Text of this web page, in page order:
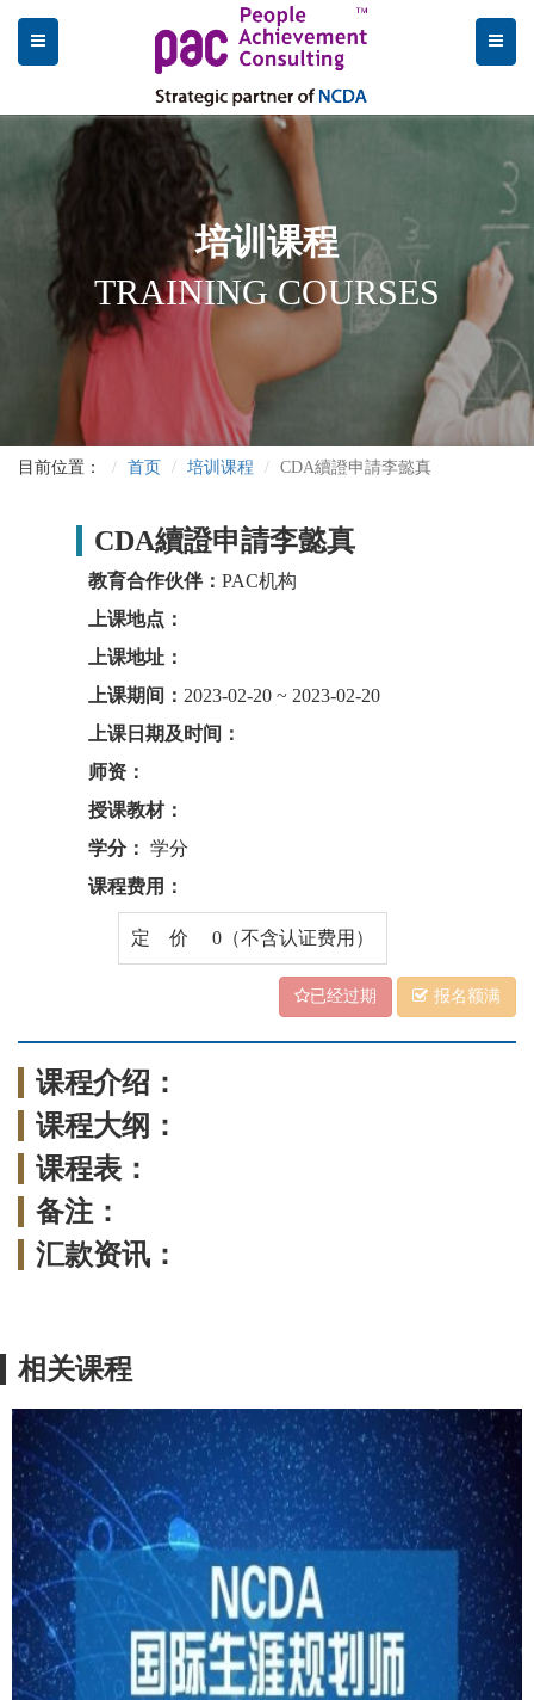
培训课程
TRAINING COURSES
目前位置： 首页 培训课程 CDA續證申請李懿真
CDA續證申請李懿真
教育合作伙伴： PAC机构
上课地点：
上课地址：
上课期间： 2023-02-20 ~ 2023-02-20
上课日期及时间：
师资：
授课教材：
学分： 学分
课程费用：
定 价 0（不含认证费用）
已经过期 报名额满
课程介绍：
课程大纲：
课程表：
备注：
汇款资讯：
相关课程